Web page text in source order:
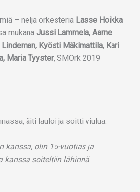
– neljä orkesteria Lasse Hoikka
mukana Jussi Lammela, Aarne
Lindeman, Kyösti Mäkimattila, Kari
Maria Tyyster, SMOrk 2019
äiti lauloi ja soitti viulua.
kanssa, olin 15-vuotias ja
kanssa soiteltiin lähinnä